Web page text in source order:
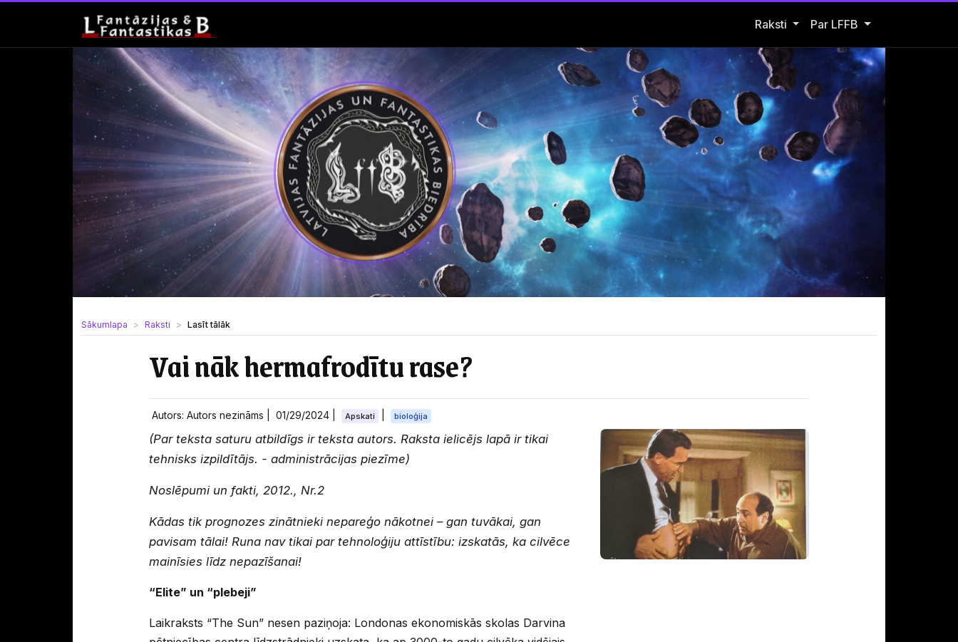
Raksti Open Raksti submenu
Par LFFB
Sākumlapa Raksti Lasīt tālāk
Vai nāk hermafrodītu rase?
Autors: Autors nezināms | 01/29/2024 Apskati bioloģija
(Par teksta saturu atbildīgs ir teksta autors. Raksta ielicējs lapā ir tikai
tehnisks izpildītājs. - administrācijas piezīme)
Noslēpumi un fakti, 2012., Nr.2
Kādas tik prognozes zinātnieki nepareģo nākotnei – gan tuvākai, gan
pavisam tālai! Runa nav tikai par tehnoloģiju attīstību: izskatās, ka cilvēce
mainīsies līdz nepazīšanai!
“Elite” un “plebeji”
Laikraksts “The Sun” nesen paziņoja: Londonas ekonomiskās skolas Darvina